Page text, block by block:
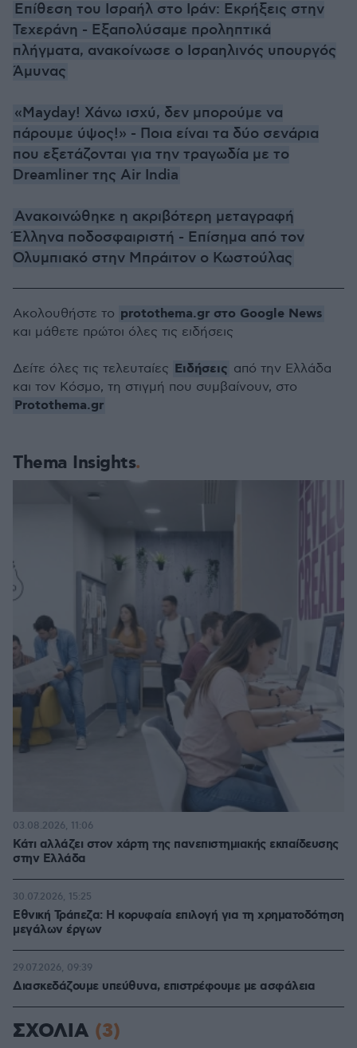
Επίθεση του Ισραήλ στο Ιράν: Εκρήξεις στην
Τεχεράνη - Εξαπολύσαμε προληπτικά
πλήγματα, ανακοίνωσε ο Ισραηλινός υπουργός
Άμυνας
«Mayday! Χάνω ισχύ, δεν μπορούμε να
πάρουμε ύψος!» - Ποια είναι τα δύο σενάρια
που εξετάζονται για την τραγωδία με το
Dreamliner της Air India
Ανακοινώθηκε η ακριβότερη μεταγραφή
Έλληνα ποδοσφαιριστή - Επίσημα από τον
Ολυμπιακό στην Μπράιτον ο Κωστούλας
Thema Insights
Κάτι αλλάζει στον χάρτη της πανεπιστημιακής εκπαίδευσης
στην Ελλάδα
03.08.2026, 11:06
Εθνική Τράπεζα: Η κορυφαία επιλογή για τη χρηματοδότηση
μεγάλων έργων
30.07.2026, 15:25
Διασκεδάζουμε υπεύθυνα, επιστρέφουμε με ασφάλεια
29.07.2026, 09:39
Ακολουθήστε το protothema.gr στο Google News
και μάθετε πρώτοι όλες τις ειδήσεις
Δείτε όλες τις τελευταίες Ειδήσεις από την Ελλάδα
και τον Κόσμο, τη στιγμή που συμβαίνουν, στο
Protothema.gr
ΣΧΟΛΙΑ (3)